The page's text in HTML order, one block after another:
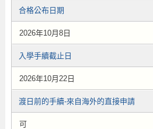
合格公布日期
2026年10月8日
入學手續截止日
2026年10月22日
渡日前的手續-來自海外的直接申請
可